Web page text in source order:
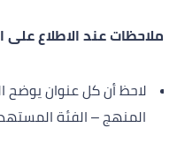
ملاحظات عند الاطلاع على
لاحظ أن كل عنوان يوضح
المنهج – الفئة